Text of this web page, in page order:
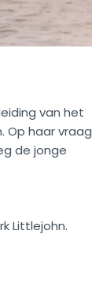
van het
Op haar vraag
de jonge
Littlejohn.